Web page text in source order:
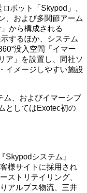
ボット「Skypod」、
、および多関節アーム
から構成される
するほか、システム
没入空間「イマー
ア」を設置し、同社ソ
イメージしやすい施設
ム、およびイマーシブ
としてはExotec初の
Skypodシステム』
様サイトに採用され
ストリテイリング、
アルプス物流、三井